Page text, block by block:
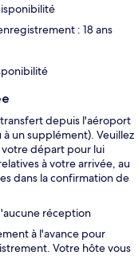
: 18 ans
depuis l'aéroport
un supplément). Veuillez
départ pour lui
à votre arrivée, au
dans la confirmation de
réception
à l'avance pour
Votre hôte vous